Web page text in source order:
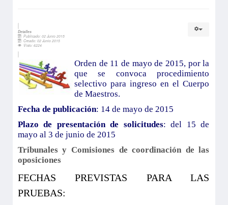
Detalles
Publicado: 02 Junio 2015
Creado: 02 Junio 2015
Visto: 6224
Orden de 11 de mayo de 2015, por la
que se convoca procedimiento
selectivo para ingreso en el Cuerpo
de Maestros.
Fecha de publicación: 14 de mayo de 2015
Plazo de presentación de solicitudes: del 15 de
mayo al 3 de junio de 2015
Tribunales y Comisiones de coordinación de las
oposiciones
FECHAS PREVISTAS PARA LAS
PRUEBAS: